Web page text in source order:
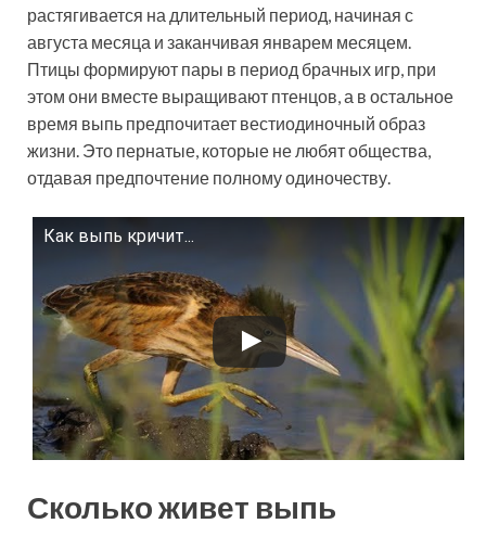
растягивается на длительный период, начиная с
августа месяца и заканчивая январем месяцем.
Птицы формируют пары в период брачных игр, при
этом они вместе выращивают птенцов, а в остальное
время выпь предпочитает вестиодиночный образ
жизни. Это пернатые, которые не любят общества,
отдавая предпочтение полному одиночеству.
Как выпь кричит...
Сколько живет выпь